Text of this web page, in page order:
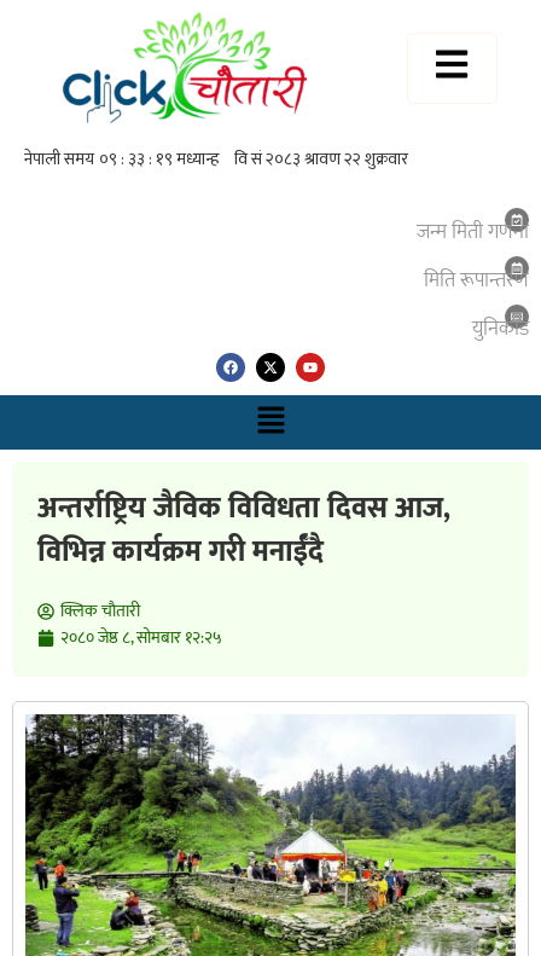
जन्म मिती गणना
मिति रूपान्तरण
युनिकाेड
अन्तर्राष्ट्रिय जैविक विविधता दिवस आज,
विभिन्न कार्यक्रम गरी मनाईँंदै
क्लिक चाैतारी
२०८० जेष्ठ ८, सोमबार १२:२५